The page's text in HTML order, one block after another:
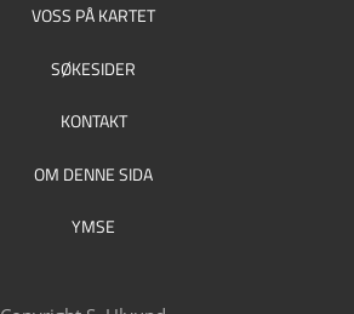
VOSS PÅ KARTET
SØKESIDER
KONTAKT
OM DENNE SIDA
YMSE